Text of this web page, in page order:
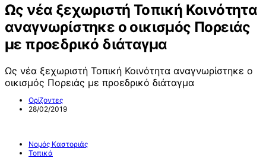
Ως νέα ξεχωριστή Τοπική Κοινότητα
αναγνωρίστηκε ο οικισμός Πορειάς
με προεδρικό διάταγμα
Ως νέα ξεχωριστή Τοπική Κοινότητα αναγνωρίστηκε ο
οικισμός Πορειάς με προεδρικό διάταγμα
Ορίζοντες
28/02/2019
Νομός Καστοριάς
Τοπικά